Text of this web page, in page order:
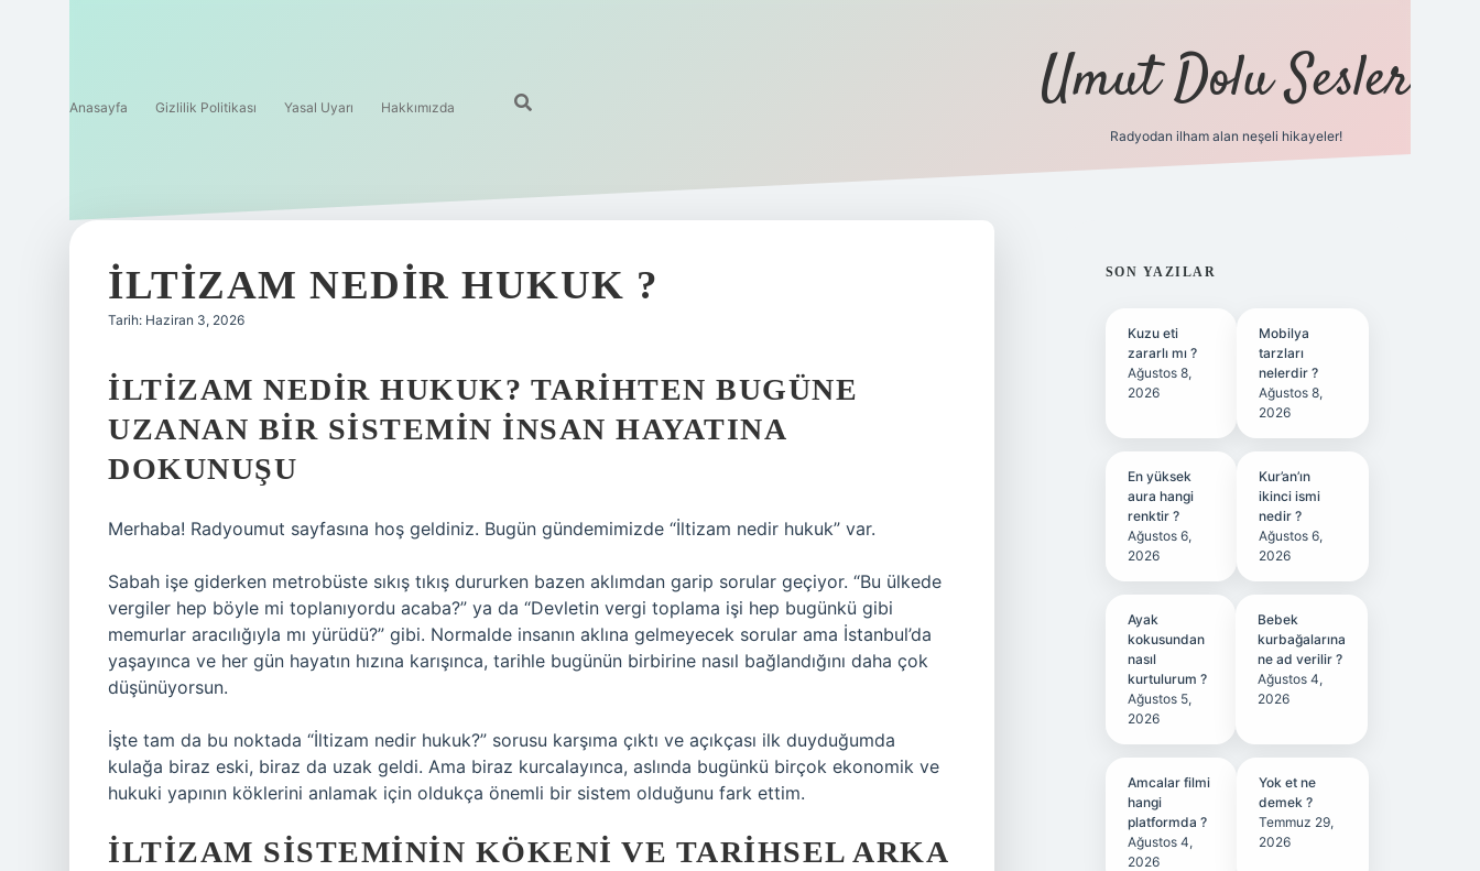
Anasayfa Gizlilik Politikası Yasal Uyarı Hakkımızda Umut Dolu Sesler
Radyodan ilham alan neşeli hikayeler!
İLTIZAM NEDIR HUKUK ?
Tarih: Haziran 3, 2026
İLTIZAM NEDIR HUKUK? TARIHTEN BUGÜNE
UZANAN BIR SISTEMIN INSAN HAYATINA
DOKUNUŞU
Merhaba! Radyoumut sayfasına hoş geldiniz. Bugün gündemimizde “İltizam nedir hukuk” var.
Sabah işe giderken metrobüste sıkış tıkış dururken bazen aklımdan garip sorular geçiyor. “Bu ülkede
vergiler hep böyle mi toplanıyordu acaba?” ya da “Devletin vergi toplama işi hep bugünkü gibi
memurlar aracılığıyla mı yürüdü?” gibi. Normalde insanın aklına gelmeyecek sorular ama İstanbul’da
yaşayınca ve her gün hayatın hızına karışınca, tarihle bugünün birbirine nasıl bağlandığını daha çok
düşünüyorsun.
İşte tam da bu noktada “İltizam nedir hukuk?” sorusu karşıma çıktı ve açıkçası ilk duyduğumda
kulağa biraz eski, biraz da uzak geldi. Ama biraz kurcalayınca, aslında bugünkü birçok ekonomik ve
hukuki yapının köklerini anlamak için oldukça önemli bir sistem olduğunu fark ettim.
İLTIZAM SISTEMININ KÖKENI VE TARIHSEL ARKA
SIDEBAR
SON YAZILAR
Kuzu eti
zararlı mı ?
Ağustos 8,
2026
Mobilya
tarzları
nelerdir ?
Ağustos 8,
2026
En yüksek
aura hangi
renktir ?
Ağustos 6,
2026
Kur’an’ın
ikinci ismi
nedir ?
Ağustos 6,
2026
Ayak
kokusundan
nasıl
kurtulurum ?
Ağustos 5,
2026
Bebek
kurbağalarına
ne ad verilir ?
Ağustos 4,
2026
Amcalar filmi
hangi
platformda ?
Ağustos 4,
2026
Yok et ne
demek ?
Temmuz 29,
2026